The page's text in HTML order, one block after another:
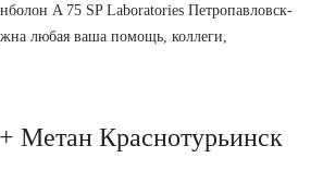
A 75 SP Laboratories Петропавловск-
любая ваша помощь, коллеги,
Метан Краснотурьинск